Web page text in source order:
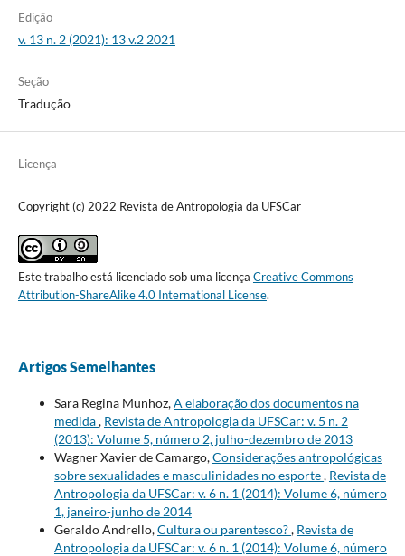
Edição
v. 13 n. 2 (2021): 13 v.2 2021
Seção
Tradução
Licença
Copyright (c) 2022 Revista de Antropologia da UFSCar
Este trabalho está licenciado sob uma licença Creative Commons
Attribution-ShareAlike 4.0 International License.
Artigos Semelhantes
Sara Regina Munhoz,A elaboração dos documentos na
medida, Revista de Antropologia da UFSCar: v. 5 n. 2
(2013): Volume 5, número 2, julho-dezembro de 2013
Wagner Xavier de Camargo,Considerações antropológicas
sobre sexualidades e masculinidades no esporte, Revista de
Antropologia da UFSCar: v. 6 n. 1 (2014): Volume 6, número
1, janeiro-junho de 2014
Geraldo Andrello,Cultura ou parentesco?, Revista de
Antropologia da UFSCar: v. 6 n. 1 (2014): Volume 6, número